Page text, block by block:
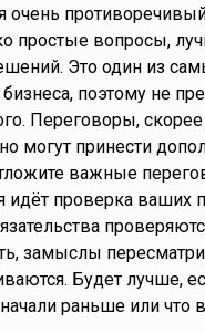
очень
простые вопросы,
Это один из
поэтому не
Переговоры, скорее
могут принести
важные
идёт проверка ваших
замыслы
Будет лучше,
начали раньше или